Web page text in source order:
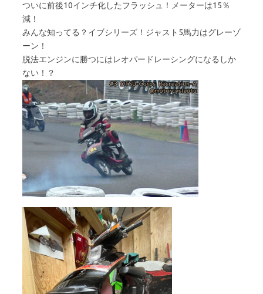
ついに前後10インチ化したフラッシュ！メーターは15％
減！
みんな知ってる？イブシリーズ！ジャスト5馬力はグレーゾ
ーン！
脱法エンジンに勝つにはレオパードレーシングになるしか
ない！？